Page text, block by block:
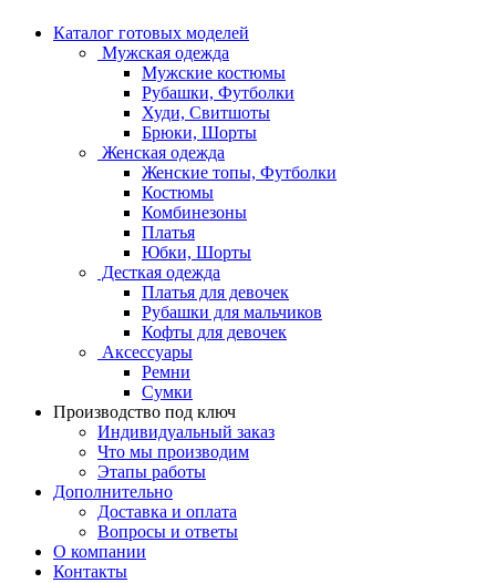
Каталог готовых моделей
Мужская одежда
Мужские костюмы
Рубашки, Футболки
Худи, Свитшоты
Брюки, Шорты
Женская одежда
Женские топы, Футболки
Костюмы
Комбинезоны
Платья
Юбки, Шорты
Десткая одежда
Платья для девочек
Рубашки для мальчиков
Кофты для девочек
Аксессуары
Ремни
Сумки
Производство под ключ
Индивидуальный заказ
Что мы производим
Этапы работы
Дополнительно
Доставка и оплата
Вопросы и ответы
О компании
Контакты